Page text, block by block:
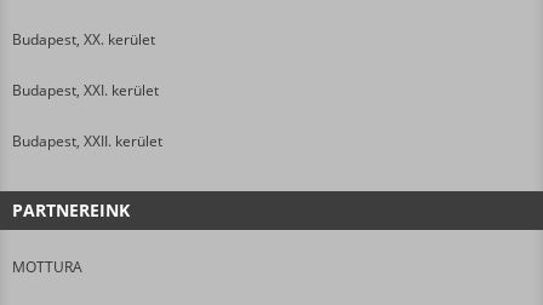
Budapest, XX. kerület
Budapest, XXI. kerület
Budapest, XXII. kerület
PARTNEREINK
MOTTURA